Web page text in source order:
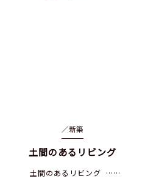
／新築
土間のあるリビング
土間のあるリビング ……